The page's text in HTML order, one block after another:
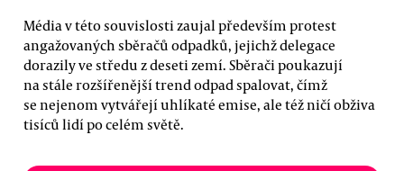
Média v této souvislosti zaujal především protest
angažovaných sběračů odpadků, jejichž delegace
dorazily ve středu z deseti zemí. Sběrači poukazují
na stále rozšířenější trend odpad spalovat, čímž
se nejenom vytvářejí uhlíkaté emise, ale též ničí obživa
tisíců lidí po celém světě.